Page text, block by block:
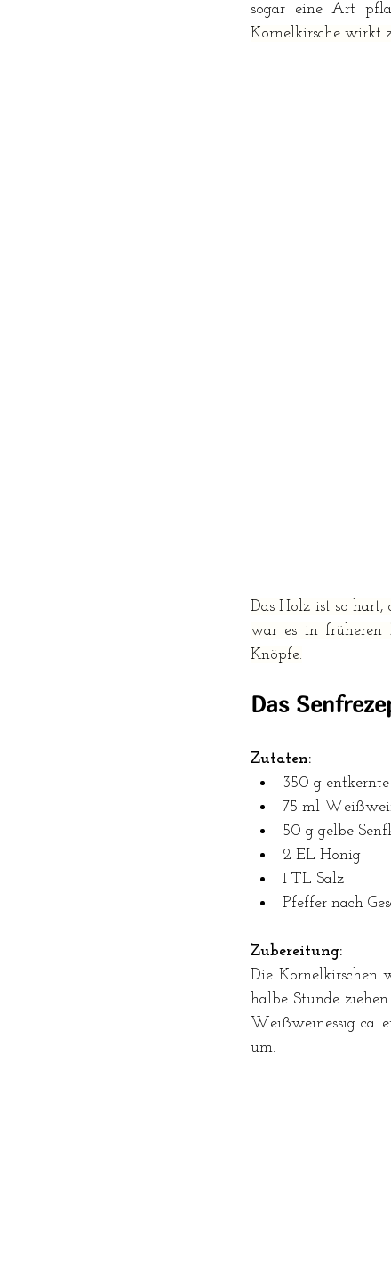
sogar eine Art
Kornelkirsche wirkt
Das Holz ist so hart,
war es in früheren
Knöpfe.
Das
Zutaten:
350 g
75 ml
50 g gelbe
2 EL Honig
1 TL Salz
Pfeffer nach
Zubereitung:
Die Kornelkirschen
halbe Stunde
Weißweinessig ca.
um.